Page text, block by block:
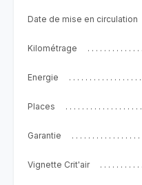
Date de mise en circulation
Kilométrage
Energie
Places
Garantie
Vignette Crit'air